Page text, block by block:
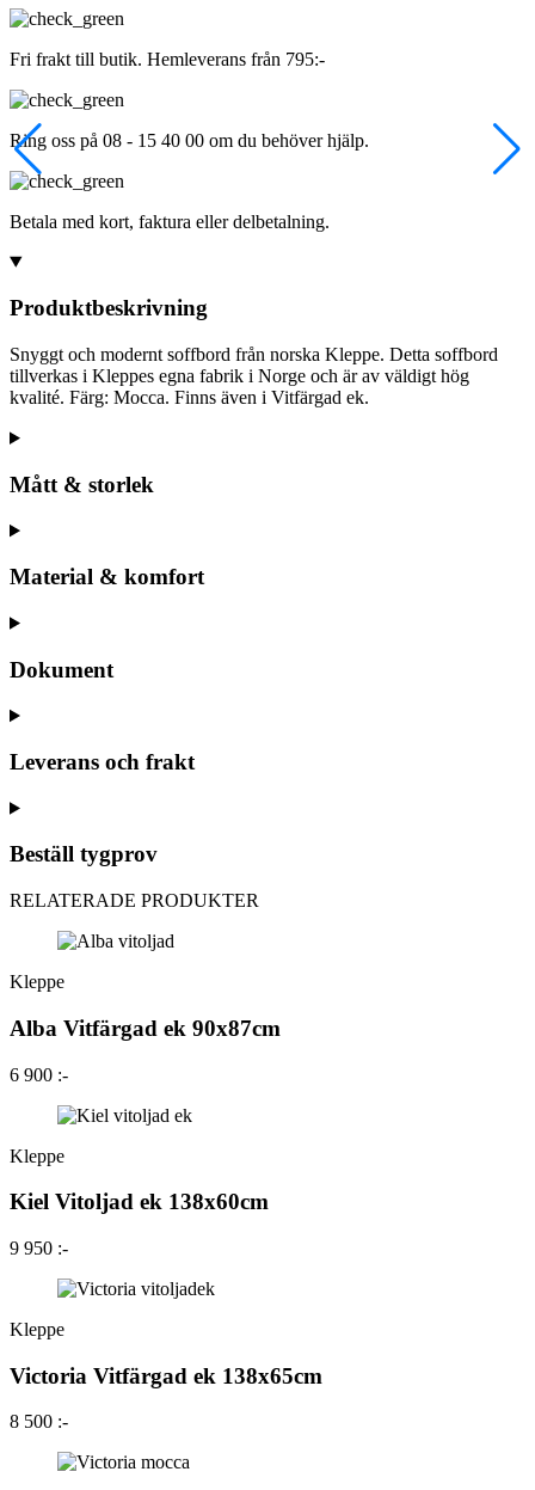
Fri frakt till butik. Hemleverans från 795:-
Ring oss på 08 - 15 40 00 om du behöver hjälp.
Betala med kort, faktura eller delbetalning.
Produktbeskrivning
Snyggt och modernt soffbord från norska Kleppe. Detta soffbord
tillverkas i Kleppes egna fabrik i Norge och är av väldigt hög
kvalité. Färg: Mocca. Finns även i Vitfärgad ek.
Mått & storlek
Material & komfort
Dokument
Leverans och frakt
Beställ tygprov
RELATERADE PRODUKTER
Kleppe
Alba Vitfärgad ek 90x87cm
6 900 :-
Kleppe
Kiel Vitoljad ek 138x60cm
9 950 :-
Kleppe
Victoria Vitfärgad ek 138x65cm
8 500 :-